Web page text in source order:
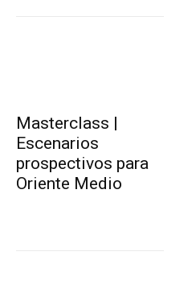
Masterclass |
Escenarios
prospectivos para
Oriente Medio